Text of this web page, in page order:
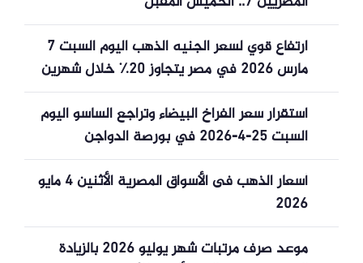
ارتفاع قوي لسعر الجنيه الذهب اليوم السبت 7
مارس 2026 في مصر يتجاوز 20٪ خلال شهرين
استقرار سعر الفراخ البيضاء وتراجع الساسو اليوم
السبت 25-4-2026 في بورصة الدواجن
أسعار الذهب فى الأسواق المصرية الأثنين 4 مايو
2026
موعد صرف مرتبات شهر يوليو 2026 بالزيادة